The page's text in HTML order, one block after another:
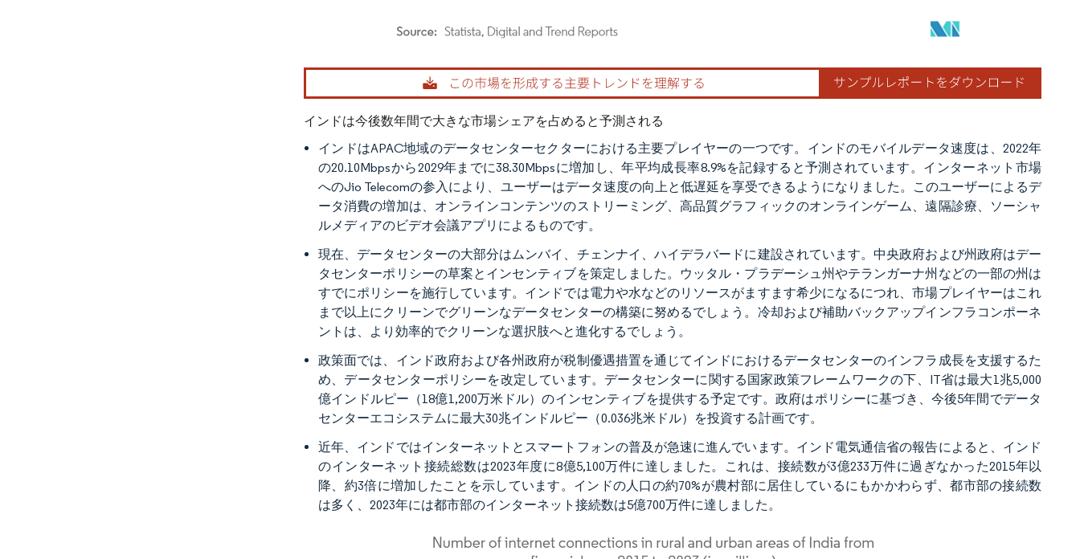
画像 © Mordor Intelligence。再利用にはCC BY 4.0の表示が必要です。
インドは今後数年間で大きな市場シェアを占めると予測される
インドはAPAC地域のデータセンターセクターにおける主要プレイヤーの一つです。インドのモバイルデータ速度は、2022年
の20.10Mbpsから2029年までに38.30Mbpsに増加し、年平均成長率8.9%を記録すると予測されています。インターネット市場
へのJio Telecomの参入により、ユーザーはデータ速度の向上と低遅延を享受できるようになりました。このユーザーによるデ
ータ消費の増加は、オンラインコンテンツのストリーミング、高品質グラフィックのオンラインゲーム、遠隔診療、ソーシャ
ルメディアのビデオ会議アプリによるものです。
現在、データセンターの大部分はムンバイ、チェンナイ、ハイデラバードに建設されています。中央政府および州政府はデー
タセンターポリシーの草案とインセンティブを策定しました。ウッタル・プラデーシュ州やテランガーナ州などの一部の州は
すでにポリシーを施行しています。インドでは電力や水などのリソースがますます希少になるにつれ、市場プレイヤーはこれ
まで以上にクリーンでグリーンなデータセンターの構築に努めるでしょう。冷却および補助バックアップインフラコンポーネ
ントは、より効率的でクリーンな選択肢へと進化するでしょう。
政策面では、インド政府および各州政府が税制優遇措置を通じてインドにおけるデータセンターのインフラ成長を支援するた
め、データセンターポリシーを改定しています。データセンターに関する国家政策フレームワークの下、IT省は最大1兆5,000
億インドルピー（18億1,200万米ドル）のインセンティブを提供する予定です。政府はポリシーに基づき、今後5年間でデータ
センターエコシステムに最大30兆インドルピー（0.036兆米ドル）を投資する計画です。
近年、インドではインターネットとスマートフォンの普及が急速に進んでいます。インド電気通信省の報告によると、インド
のインターネット接続総数は2023年度に8億5,100万件に達しました。これは、接続数が3億233万件に過ぎなかった2015年以
降、約3倍に増加したことを示しています。インドの人口の約70%が農村部に居住しているにもかかわらず、都市部の接続数
は多く、2023年には都市部のインターネット接続数は5億700万件に達しました。